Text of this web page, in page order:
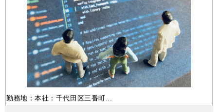
勤務地：本社：千代田区三番町...